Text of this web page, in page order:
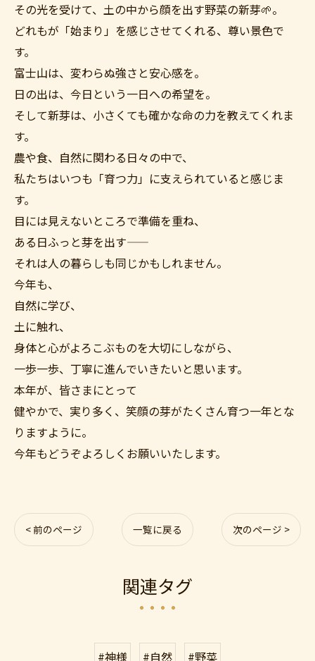
その光を受けて、土の中から顔を出す野菜の新芽🌱。
どれもが「始まり」を感じさせてくれる、尊い景色で
す。
富士山は、変わらぬ強さと安心感を。
日の出は、今日という一日への希望を。
そして新芽は、小さくても確かな命の力を教えてくれま
す。
農や食、自然に関わる日々の中で、
私たちはいつも「育つ力」に支えられていると感じま
す。
目には見えないところで準備を重ね、
ある日ふっと芽を出す――
それは人の暮らしも同じかもしれません。
今年も、
自然に学び、
土に触れ、
身体と心がよろこぶものを大切にしながら、
一歩一歩、丁寧に進んでいきたいと思います。
本年が、皆さまにとって
健やかで、実り多く、笑顔の芽がたくさん育つ一年とな
りますように。
今年もどうぞよろしくお願いいたします。
< 前のページ 一覧に戻る 次のページ >
関連タグ
#神様 #自然 #野菜